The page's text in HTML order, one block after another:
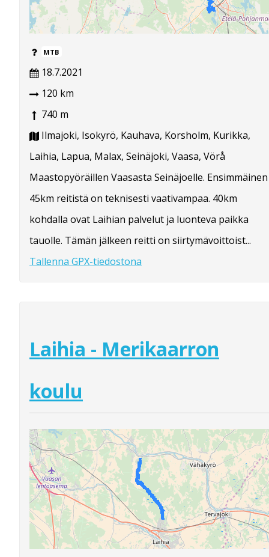
MTB
18.7.2021
120 km
740 m
Ilmajoki, Isokyrö, Kauhava, Korsholm, Kurikka,
Laihia, Lapua, Malax, Seinäjoki, Vaasa, Vörå
Maastopyöräillen Vaasasta Seinäjoelle. Ensimmäinen
45km reitistä on teknisesti vaativampaa. 40km
kohdalla ovat Laihian palvelut ja luonteva paikka
tauolle. Tämän jälkeen reitti on siirtymävoittoist...
Tallenna GPX-tiedostona
Laihia - Merikaarron
koulu